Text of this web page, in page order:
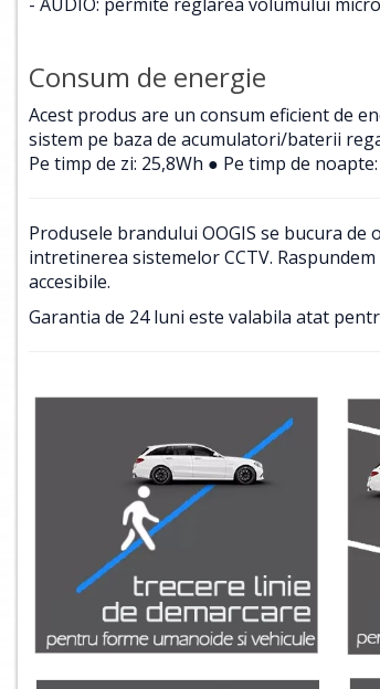
Consum de energie
Acest produs are un consum eficient de
sistem pe baza de acumulatori/baterii
Pe timp de zi: 25,8Wh ● Pe timp de
Produsele brandului OOGIS se bucura
intretinerea sistemelor CCTV.
accesibile.
Garantia de 24 luni este valabila atat